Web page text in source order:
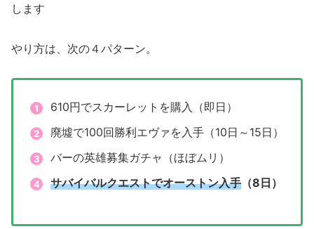
します
やり方は、次の４パターン。
610円でスカーレットを購入（即日）
廃墟で100回勝利エヴァを入手（10日～15日）
バーの英雄募集ガチャ（ほぼムリ）
サバイバルクエストでオーストン入手（8日）